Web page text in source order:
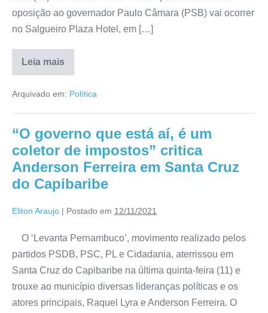
oposição ao governador Paulo Câmara (PSB) vai ocorrer
no Salgueiro Plaza Hotel, em […]
Leia mais
Arquivado em: Política
“O governo que está aí, é um
coletor de impostos” critica
Anderson Ferreira em Santa Cruz
do Capibaribe
Eliton Araujo | Postado em 12/11/2021
O ‘Levanta Pernambuco’, movimento realizado pelos
partidos PSDB, PSC, PL e Cidadania, aterrissou em
Santa Cruz do Capibaribe na última quinta-feira (11) e
trouxe ao município diversas lideranças políticas e os
atores principais, Raquel Lyra e Anderson Ferreira. O